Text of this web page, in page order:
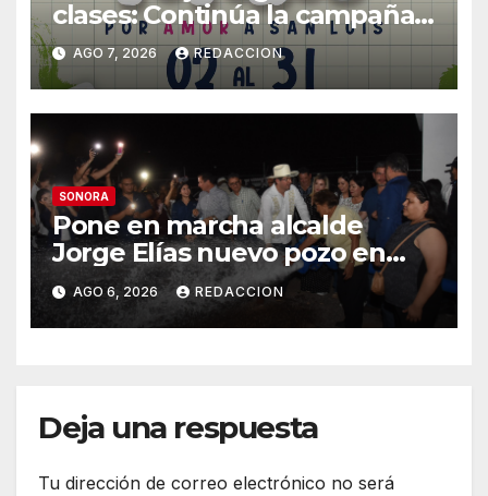
clases: Continúa la campaña
de recolección de útiles
«Coloreando Futuros»
AGO 7, 2026 REDACCION
SONORA
Pone en marcha alcalde
Jorge Elías nuevo pozo en
Tierra Blanca, Tesia:
Suministrará 20 litros por
segundo de agua potable
AGO 6, 2026 REDACCION
Deja una respuesta
Tu dirección de correo electrónico no será